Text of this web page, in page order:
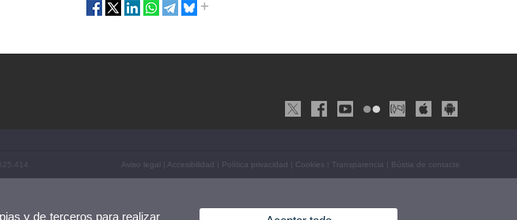
Aviso legal Accesibilidad Política privacidad Cookies Transparencia Bústia de contacte
y de terceros para realizar